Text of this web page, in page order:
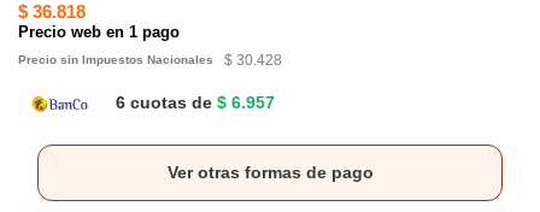
$ 36.818
Precio web en 1 pago
Precio sin Impuestos Nacionales $ 30.428
6 cuotas de $ 6.957
Ver otras formas de pago